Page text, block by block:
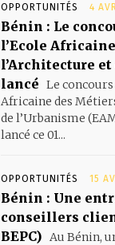
OPPORTUNITÉS 4
Bénin : Le
l’Ecole
l’Architecture
lancé Le concours
Africaine des
de l’Urbanisme
lancé ce 01...
OPPORTUNITÉS 15
Bénin : Une
conseillers
BEPC) Au Bénin,